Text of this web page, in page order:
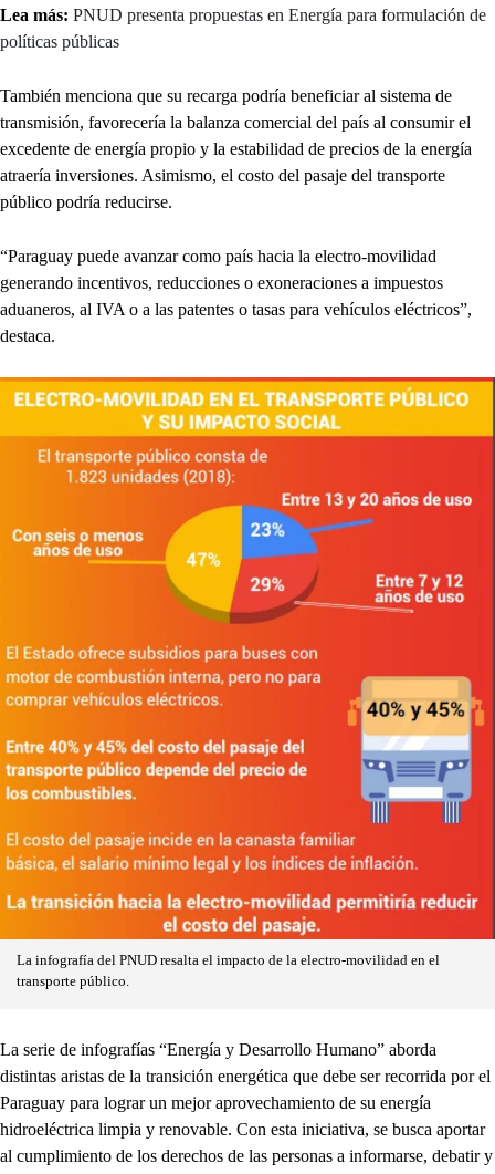
Lea más: PNUD presenta propuestas en Energía para formulación de
políticas públicas
También menciona que su recarga podría beneficiar al sistema de
transmisión, favorecería la balanza comercial del país al consumir el
excedente de energía propio y la estabilidad de precios de la energía
atraería inversiones. Asimismo, el costo del pasaje del transporte
público podría reducirse.
“Paraguay puede avanzar como país hacia la electro-movilidad
generando incentivos, reducciones o exoneraciones a impuestos
aduaneros, al IVA o a las patentes o tasas para vehículos eléctricos”,
destaca.
La infografía del PNUD resalta el impacto de la electro-movilidad en el
transporte público.
La serie de infografías “Energía y Desarrollo Humano” aborda
distintas aristas de la transición energética que debe ser recorrida por el
Paraguay para lograr un mejor aprovechamiento de su energía
hidroeléctrica limpia y renovable. Con esta iniciativa, se busca aportar
al cumplimiento de los derechos de las personas a informarse, debatir y